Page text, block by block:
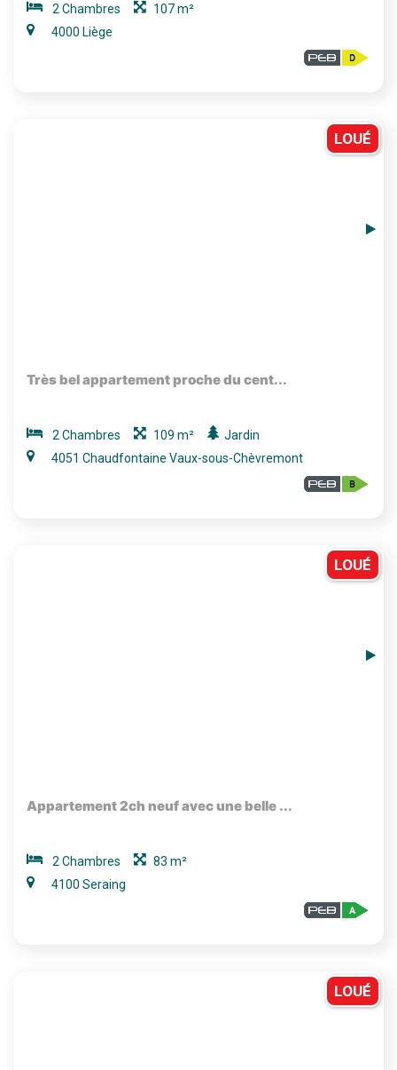
2 Chambres
107 m²
4000 Liège
LOUÉ
Très bel appartement proche du cent...
2 Chambres 109 m²
Jardin
4051 Chaudfontaine Vaux-sous-Chèvremont
LOUÉ
Appartement 2ch neuf avec une belle ...
2 Chambres
83 m²
4100 Seraing
LOUÉ